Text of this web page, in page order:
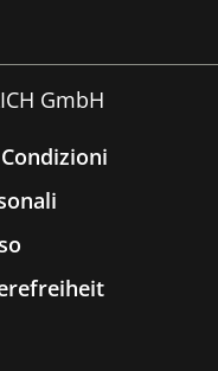
GmbH
Condizioni